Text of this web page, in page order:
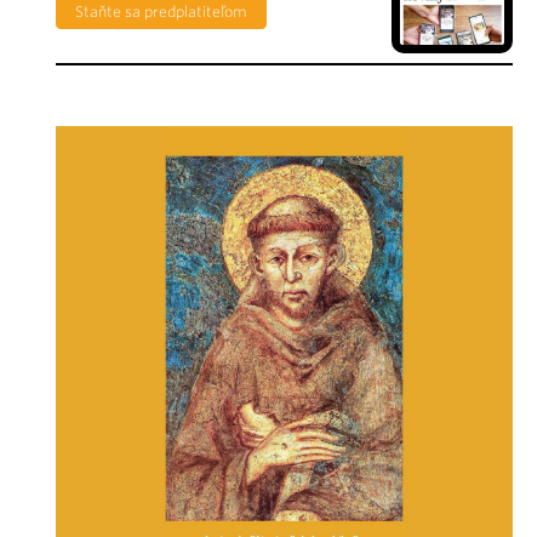
Staňte sa predplatiteľom